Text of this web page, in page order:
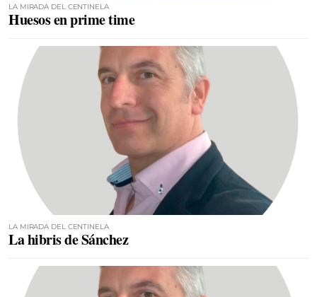
LA MIRADA DEL CENTINELA
Huesos en prime time
LA MIRADA DEL CENTINELA
La hibris de Sánchez